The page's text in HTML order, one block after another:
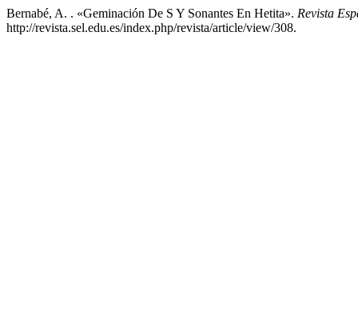
Bernabé, A. . «Geminación De S Y Sonantes En Hetita». Revista
http://revista.sel.edu.es/index.php/revista/article/view/308.